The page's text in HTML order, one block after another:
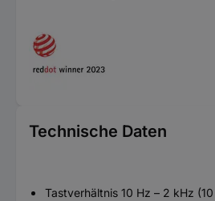
Technische Daten
Tastverhältnis 10 Hz – 2 kHz